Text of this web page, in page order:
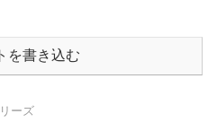
を書き込む
ーズ